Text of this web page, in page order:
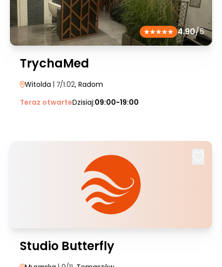
4.90/5
TrychaMed
Witolda | 7/1.02, Radom
Teraz otwarteDzisiaj:09:00-19:00
Studio Butterfly